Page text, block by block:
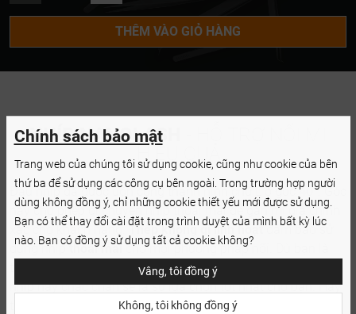
L SHAPE
CURVED
THÊM VÀO GIỎ HÀNG
NHÍP NANOLASH
HIỆU QUẢ
Đầu nhíp đã được uốn cong thành hình chữ L ở góc 40°. Góc
này cho phép di chuyển nhíp thoải mái để gắn mi giả chính
xác cho khách hàng. Thép không gỉ linh hoạtđảm bảo sử
dụng nhípthoải mái cho mọi phương pháp nối. Dù bạn là
thợ mi chuyên nghiệp hay người mới bắt đầu, những chiếc
nhíp này chắc chắn sẽ là sự lựa chọn tốt nhất cho bạn. Hãy
thử dùng nhíp ngay hôm nay và trải nghiệm hiệu quả công
Chính sách bảo mật
Trang web của chúng tôi sử dụng cookie, cũng như cookie của bên
thứ ba để sử dụng các công cụ bên ngoài. Trong trường hợp người
dùng không đồng ý, chỉ những cookie thiết yếu mới được sử dụng.
Bạn có thể thay đổi cài đặt trong trình duyệt của mình bất kỳ lúc
nào. Bạn có đồng ý sử dụng tất cả cookie không?
Vâng, tôi đồng ý
Không, tôi không đồng ý